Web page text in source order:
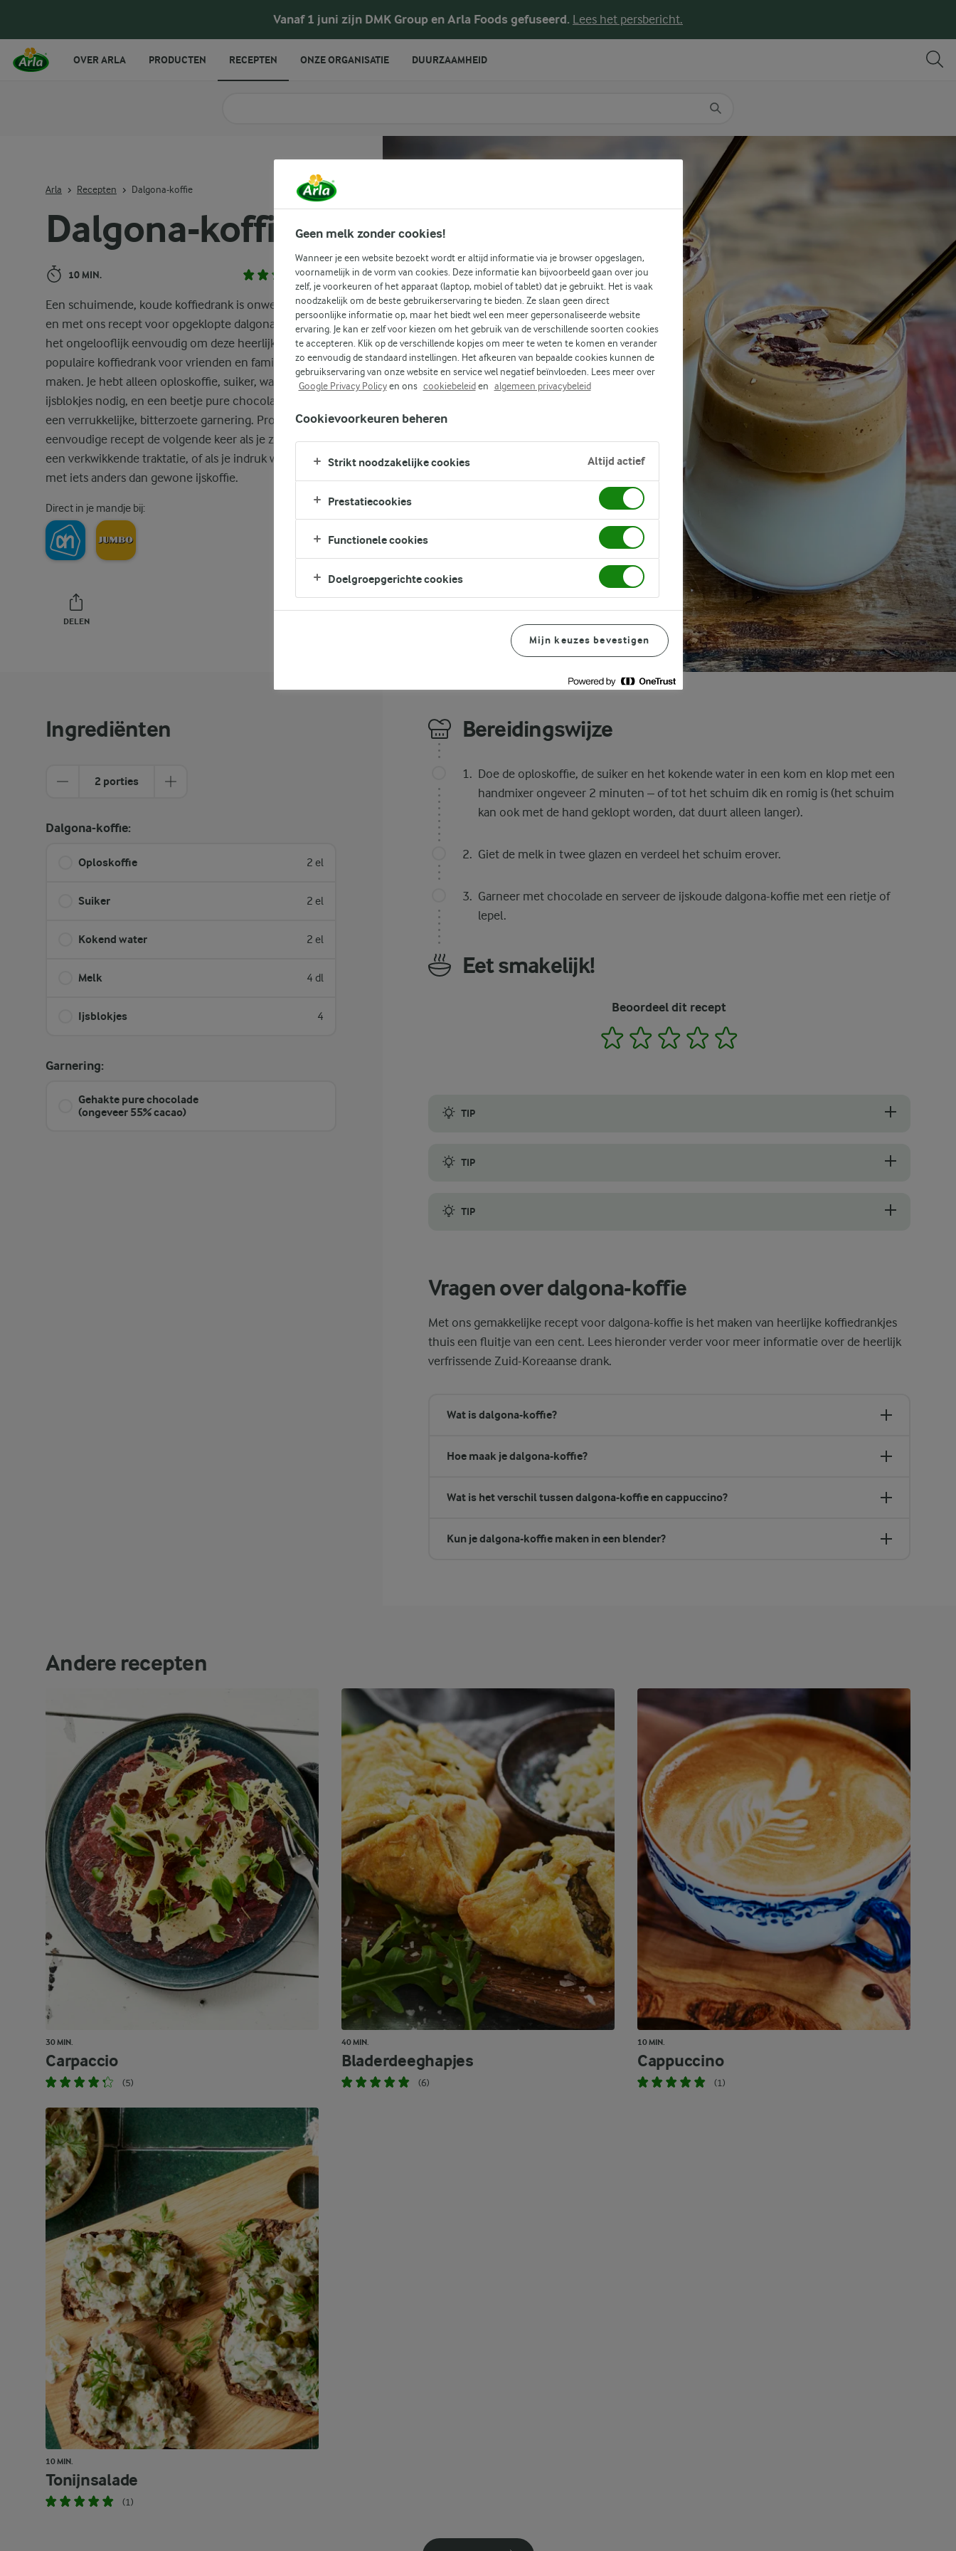
Vanaf 1 juni zijn DMK Group en Arla Foods gefuseerd. Lees het persbericht.
Dalgona-koffie
10 MIN. (4)
Een schuimende, koude koffiedrank is onweerstaanbaar
en met ons recept voor opgeklopte dalgona-koffie is
het ongelooflijk eenvoudig om deze heerlijke,
populaire koffiedrank voor vrienden en familie te
maken. Je hebt alleen oploskoffie, suiker, water, melk en
ijsblokjes nodig, en een beetje pure chocolade voor
een verrukkelijke, bitterzoete garnering. Probeer dit
eenvoudige recept de volgende keer als je zin hebt in
een verkwikkende traktatie, of als je indruk wilt maken
met iets anders dan gewone ijskoffie.
Direct in je mandje bij:
DELEN
Arla Recepten Dalgona-koffie
Ingrediënten
2 porties
Dalgona-koffie:
Oploskoffie 2 el
Suiker 2 el
Kokend water 2 el
Melk 4 dl
Ijsblokjes 4
Garnering:
Gehakte pure chocolade
(ongeveer 55% cacao)
Bereidingswijze
Doe de oploskoffie, de suiker en het kokende water in een kom en klop met een
handmixer ongeveer 2 minuten – of tot het schuim dik en romig is (het schuim
kan ook met de hand geklopt worden, dat duurt alleen langer).
Giet de melk in twee glazen en verdeel het schuim erover.
Garneer met chocolade en serveer de ijskoude dalgona-koffie met een rietje of
lepel.
Eet smakelijk!
Beoordeel dit recept
1 2 3 4
TIP
TIP
TIP
Vragen over dalgona-koffie
Met ons gemakkelijke recept voor dalgona-koffie is het maken van heerlijke koffiedrankjes
thuis een fluitje van een cent. Lees hieronder verder voor meer informatie over de heerlijk
verfrissende Zuid-Koreaanse drank.
Wat is dalgona-koffie?
Hoe maak je dalgona-koffie?
Wat is het verschil tussen dalgona-koffie en cappuccino?
Kun je dalgona-koffie maken in een blender?
Andere recepten
30 MIN.
Carpaccio
(5)
40 MIN.
Bladerdeeghapjes
(6)
10 MIN.
Cappuccino
(1)
10 MIN.
Tonijnsalade
(1)
OVER ARLA PRODUCTEN RECEPTEN ONZE ORGANISATIE DUURZAAMHEID
Geen melk zonder cookies!
Wanneer je een website bezoekt wordt er altijd informatie via je browser opgeslagen,
voornamelijk in de vorm van cookies. Deze informatie kan bijvoorbeeld gaan over jou
zelf, je voorkeuren of het apparaat (laptop, mobiel of tablet) dat je gebruikt. Het is vaak
noodzakelijk om de beste gebruikerservaring te bieden. Ze slaan geen direct
persoonlijke informatie op, maar het biedt wel een meer gepersonaliseerde website
ervaring. Je kan er zelf voor kiezen om het gebruik van de verschillende soorten cookies
te accepteren. Klik op de verschillende kopjes om meer te weten te komen en verander
zo eenvoudig de standaard instellingen. Het afkeuren van bepaalde cookies kunnen de
gebruikservaring van onze website en service wel negatief beïnvloeden. Lees meer over
Google Privacy Policyen ons cookiebeleiden algemeen privacybeleid
Cookievoorkeuren beheren
Strikt noodzakelijke cookies Altijd actief
Prestatiecookies
Functionele cookies
Doelgroepgerichte cookies
Mijn keuzes bevestigen